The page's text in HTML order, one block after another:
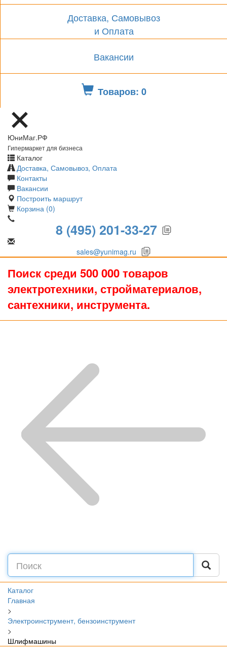
Доставка, Самовывоз
и Оплата
Вакансии
Товаров: 0
ЮниМаг.РФ
Гипермаркет для бизнеса
Каталог
Доставка, Самовывоз, Оплата
Контакты
Вакансии
Построить маршрут
Корзина (0)
8 (495) 201-33-27
sales@yunimag.ru
Поиск среди 500 000 товаров
электротехники, стройматериалов,
сантехники, инструмента.
Каталог
Главная
>
Электроинструмент, бензоинструмент
>
Шлифмашины